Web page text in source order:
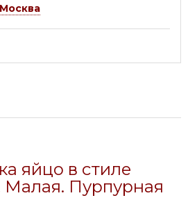
Москва
яйцо в стиле
Пурпурная